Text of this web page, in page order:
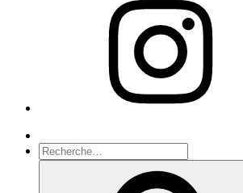
Recherche
pour